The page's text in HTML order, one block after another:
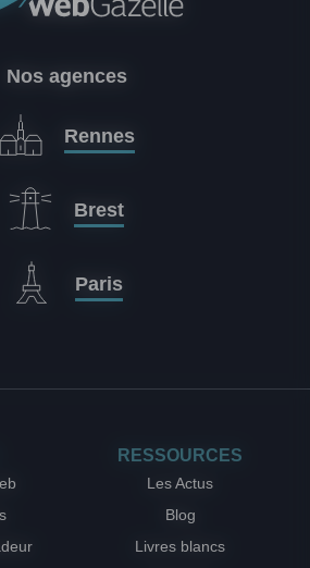
Nos agences
Rennes
Brest
Paris
RESSOURCES
Les Actus
Blog
Livres blancs